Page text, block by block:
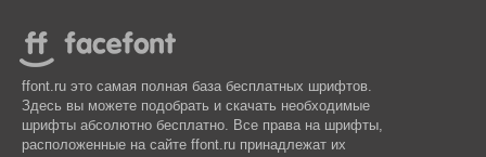
ffont.ru это самая полная база бесплатных шрифтов.
Здесь вы можете подобрать и скачать необходимые
шрифты абсолютно бесплатно. Все права на шрифты,
расположенные на сайте ffont.ru принадлежат их